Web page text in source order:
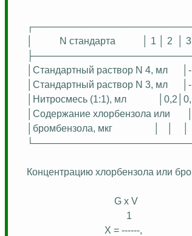
N стандарта │ 1 │ 2 │
│Стандартный раствор N 4, мл
│-
│Стандартный раствор N 3, мл
│-
Нитросмесь (1:1), мл
│Содержание хлорбензола или
│бромбензола, мкг
Концентрацию хлорбензола или
G х V
1
X = ------,